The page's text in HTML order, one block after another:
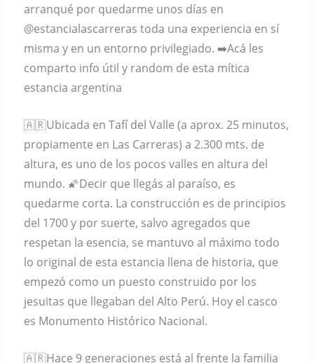
arranqué por quedarme unos días en
@estancialascarreras toda una experiencia en sí
misma y en un entorno privilegiado. ➡️Acá les
comparto info útil y random de esta mítica
estancia argentina
🇦🇷Ubicada en Tafí del Valle (a aprox. 25 minutos,
propiamente en Las Carreras) a 2.300 mts. de
altura, es uno de los pocos valles en altura del
mundo. 🌠Decir que llegás al paraíso, es
quedarme corta. La construcción es de principios
del 1700 y por suerte, salvo agregados que
respetan la esencia, se mantuvo al máximo todo
lo original de esta estancia llena de historia, que
empezó como un puesto construido por los
jesuitas que llegaban del Alto Perú. Hoy el casco
es Monumento Histórico Nacional.
🇦🇷Hace 9 generaciones está al frente la familia